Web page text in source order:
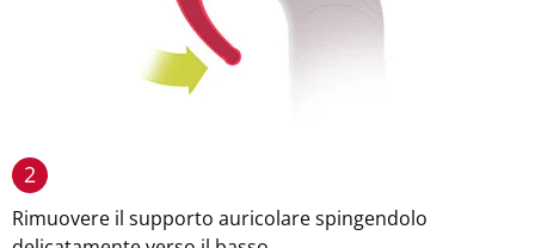
2
Rimuovere il supporto auricolare spingendolo